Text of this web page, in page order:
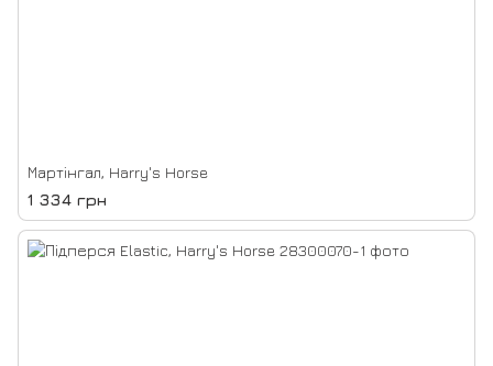
Мартінгал, Harry's Horse
1 334 грн